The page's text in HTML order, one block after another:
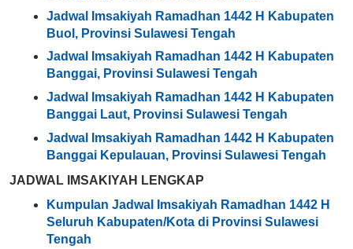
Jadwal Imsakiyah Ramadhan 1442 H Kabupaten
Buol, Provinsi Sulawesi Tengah
Jadwal Imsakiyah Ramadhan 1442 H Kabupaten
Banggai, Provinsi Sulawesi Tengah
Jadwal Imsakiyah Ramadhan 1442 H Kabupaten
Banggai Laut, Provinsi Sulawesi Tengah
Jadwal Imsakiyah Ramadhan 1442 H Kabupaten
Banggai Kepulauan, Provinsi Sulawesi Tengah
JADWAL IMSAKIYAH LENGKAP
Kumpulan Jadwal Imsakiyah Ramadhan 1442 H
Seluruh Kabupaten/Kota di Provinsi Sulawesi
Tengah